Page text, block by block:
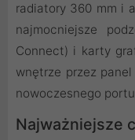
radiatory 360 mm i
najmocniejsze
Connect) i karty
wnętrze przez
nowoczesnego
Najważniejsze